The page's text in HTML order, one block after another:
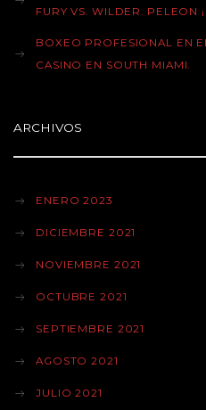
FURY VS. WILDER. PELEON ¡¡
BOXEO PROFESIONAL EN
CASINO EN SOUTH MIAMI.
ARCHIVOS
ENERO 2023
DICIEMBRE 2021
NOVIEMBRE 2021
OCTUBRE 2021
SEPTIEMBRE 2021
AGOSTO 2021
JULIO 2021